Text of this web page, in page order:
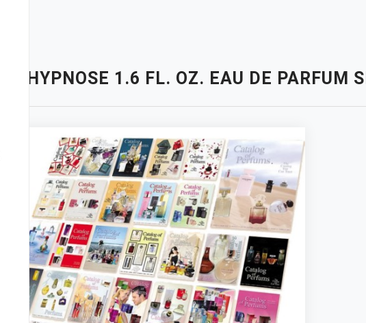
HYPNOSE 1.6 FL. OZ. EAU DE PARFUM